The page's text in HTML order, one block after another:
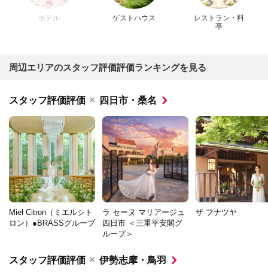
ホテル ゲストハウス
レストラン・料
亭
周辺エリアのスタッフ評価評価ランキングを見る
スタッフ評価評価 × 四日市・桑名
Miel Citron（ミエルシト
ロン）●BRASSグループ
ラ セーヌ マリアージュ
四日市 ＜三重平安閣グ
ループ＞
ザ フナツヤ
スタッフ評価評価 × 伊勢志摩・鳥羽